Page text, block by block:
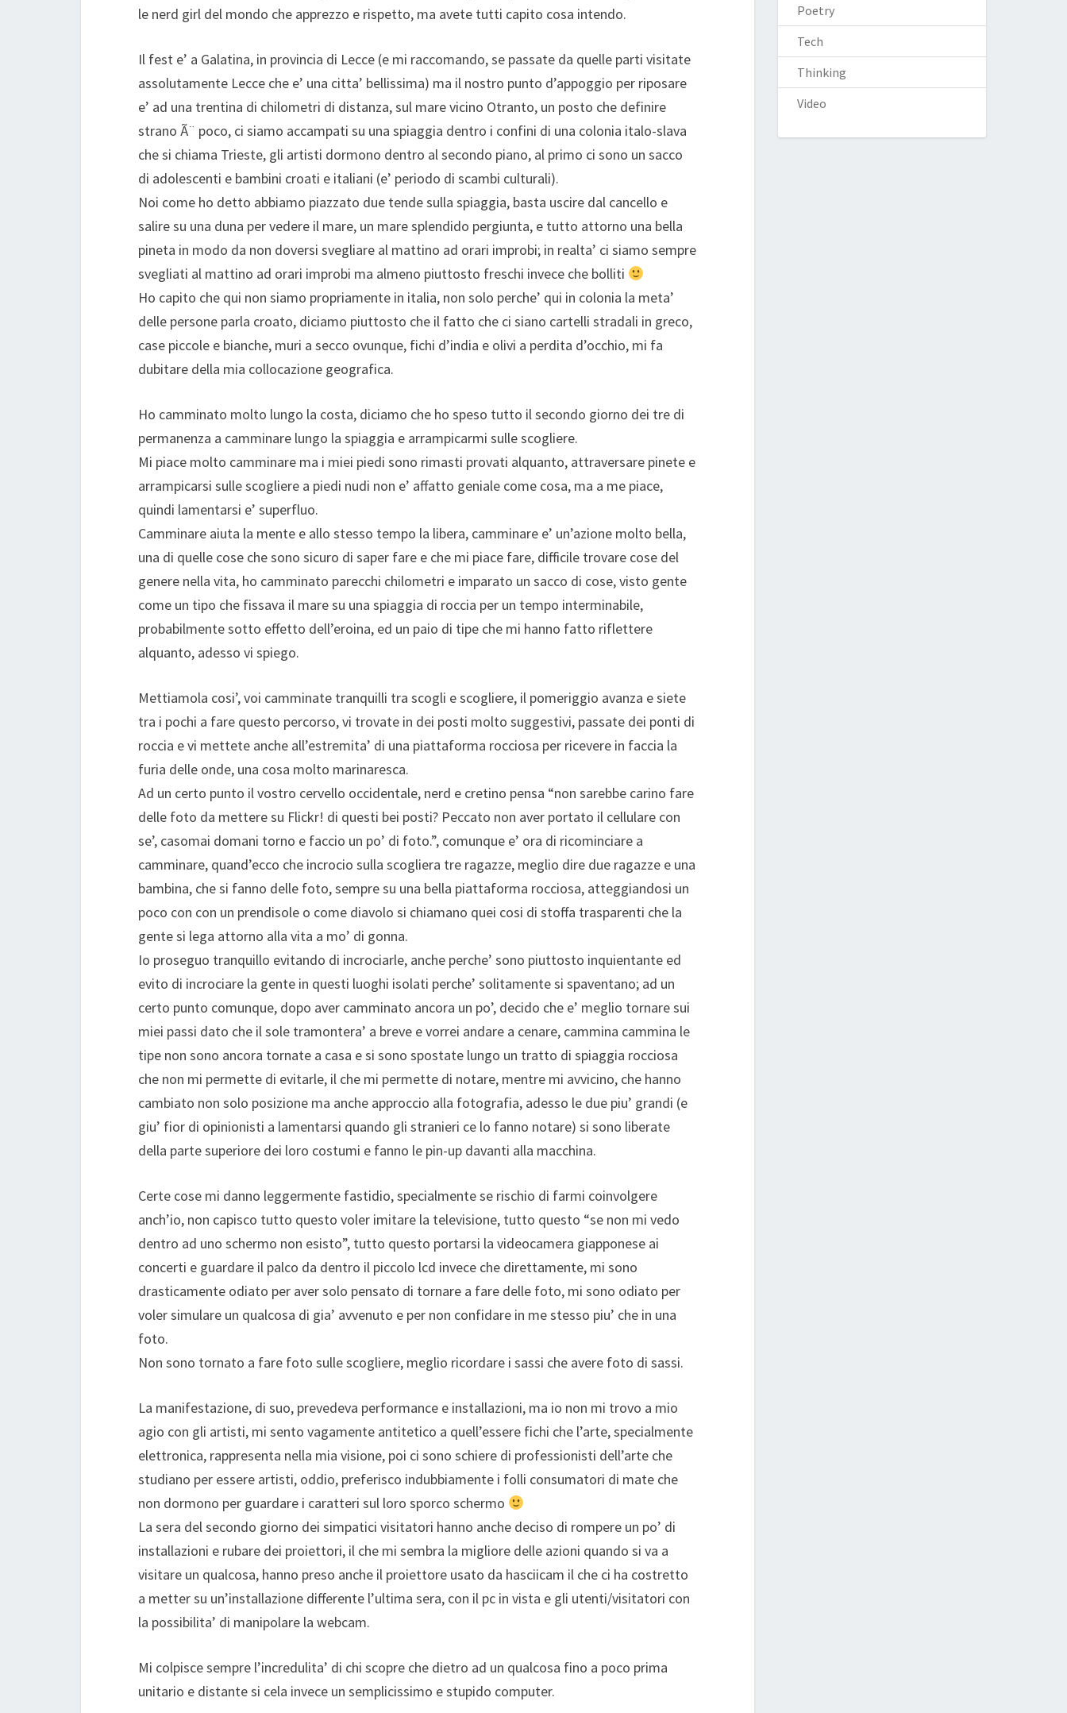
le nerd girl del mondo che apprezzo e rispetto, ma avete tutti capito cosa intendo.
Il fest e’ a Galatina, in provincia di Lecce (e mi raccomando, se passate da quelle parti visitate
assolutamente Lecce che e’ una citta’ bellissima) ma il nostro punto d’appoggio per riposare
e’ ad una trentina di chilometri di distanza, sul mare vicino Otranto, un posto che definire
strano Ã¨ poco, ci siamo accampati su una spiaggia dentro i confini di una colonia italo-slava
che si chiama Trieste, gli artisti dormono dentro al secondo piano, al primo ci sono un sacco
di adolescenti e bambini croati e italiani (e’ periodo di scambi culturali).
Noi come ho detto abbiamo piazzato due tende sulla spiaggia, basta uscire dal cancello e
salire su una duna per vedere il mare, un mare splendido pergiunta, e tutto attorno una bella
pineta in modo da non doversi svegliare al mattino ad orari improbi; in realta’ ci siamo sempre
svegliati al mattino ad orari improbi ma almeno piuttosto freschi invece che bolliti
Ho capito che qui non siamo propriamente in italia, non solo perche’ qui in colonia la meta’
delle persone parla croato, diciamo piuttosto che il fatto che ci siano cartelli stradali in greco,
case piccole e bianche, muri a secco ovunque, fichi d’india e olivi a perdita d’occhio, mi fa
dubitare della mia collocazione geografica.
Ho camminato molto lungo la costa, diciamo che ho speso tutto il secondo giorno dei tre di
permanenza a camminare lungo la spiaggia e arrampicarmi sulle scogliere.
Mi piace molto camminare ma i miei piedi sono rimasti provati alquanto, attraversare pinete e
arrampicarsi sulle scogliere a piedi nudi non e’ affatto geniale come cosa, ma a me piace,
quindi lamentarsi e’ superfluo.
Camminare aiuta la mente e allo stesso tempo la libera, camminare e’ un’azione molto bella,
una di quelle cose che sono sicuro di saper fare e che mi piace fare, difficile trovare cose del
genere nella vita, ho camminato parecchi chilometri e imparato un sacco di cose, visto gente
come un tipo che fissava il mare su una spiaggia di roccia per un tempo interminabile,
probabilmente sotto effetto dell’eroina, ed un paio di tipe che mi hanno fatto riflettere
alquanto, adesso vi spiego.
Mettiamola cosi’, voi camminate tranquilli tra scogli e scogliere, il pomeriggio avanza e siete
tra i pochi a fare questo percorso, vi trovate in dei posti molto suggestivi, passate dei ponti di
roccia e vi mettete anche all’estremita’ di una piattaforma rocciosa per ricevere in faccia la
furia delle onde, una cosa molto marinaresca.
Ad un certo punto il vostro cervello occidentale, nerd e cretino pensa “non sarebbe carino fare
delle foto da mettere su Flickr! di questi bei posti? Peccato non aver portato il cellulare con
se’, casomai domani torno e faccio un po’ di foto.”, comunque e’ ora di ricominciare a
camminare, quand’ecco che incrocio sulla scogliera tre ragazze, meglio dire due ragazze e una
bambina, che si fanno delle foto, sempre su una bella piattaforma rocciosa, atteggiandosi un
poco con con un prendisole o come diavolo si chiamano quei cosi di stoffa trasparenti che la
gente si lega attorno alla vita a mo’ di gonna.
Io proseguo tranquillo evitando di incrociarle, anche perche’ sono piuttosto inquientante ed
evito di incrociare la gente in questi luoghi isolati perche’ solitamente si spaventano; ad un
certo punto comunque, dopo aver camminato ancora un po’, decido che e’ meglio tornare sui
miei passi dato che il sole tramontera’ a breve e vorrei andare a cenare, cammina cammina le
tipe non sono ancora tornate a casa e si sono spostate lungo un tratto di spiaggia rocciosa
che non mi permette di evitarle, il che mi permette di notare, mentre mi avvicino, che hanno
cambiato non solo posizione ma anche approccio alla fotografia, adesso le due piu’ grandi (e
giu’ fior di opinionisti a lamentarsi quando gli stranieri ce lo fanno notare) si sono liberate
della parte superiore dei loro costumi e fanno le pin-up davanti alla macchina.
Certe cose mi danno leggermente fastidio, specialmente se rischio di farmi coinvolgere
anch’io, non capisco tutto questo voler imitare la televisione, tutto questo “se non mi vedo
dentro ad uno schermo non esisto”, tutto questo portarsi la videocamera giapponese ai
concerti e guardare il palco da dentro il piccolo lcd invece che direttamente, mi sono
drasticamente odiato per aver solo pensato di tornare a fare delle foto, mi sono odiato per
voler simulare un qualcosa di gia’ avvenuto e per non confidare in me stesso piu’ che in una
foto.
Non sono tornato a fare foto sulle scogliere, meglio ricordare i sassi che avere foto di sassi.
La manifestazione, di suo, prevedeva performance e installazioni, ma io non mi trovo a mio
agio con gli artisti, mi sento vagamente antitetico a quell’essere fichi che l’arte, specialmente
elettronica, rappresenta nella mia visione, poi ci sono schiere di professionisti dell’arte che
studiano per essere artisti, oddio, preferisco indubbiamente i folli consumatori di mate che
non dormono per guardare i caratteri sul loro sporco schermo
La sera del secondo giorno dei simpatici visitatori hanno anche deciso di rompere un po’ di
installazioni e rubare dei proiettori, il che mi sembra la migliore delle azioni quando si va a
visitare un qualcosa, hanno preso anche il proiettore usato da hasciicam il che ci ha costretto
a metter su un’installazione differente l’ultima sera, con il pc in vista e gli utenti/visitatori con
la possibilita’ di manipolare la webcam.
Mi colpisce sempre l’incredulita’ di chi scopre che dietro ad un qualcosa fino a poco prima
unitario e distante si cela invece un semplicissimo e stupido computer.
Poetry
Tech
Thinking
Video